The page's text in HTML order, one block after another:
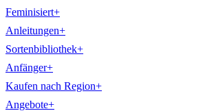
Feminisiert+
Anleitungen+
Sortenbibliothek+
Anfänger+
Kaufen nach Region+
Angebote+